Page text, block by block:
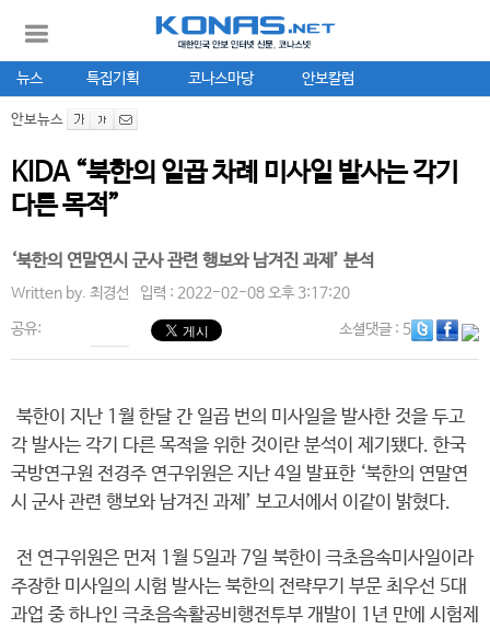
뉴스 특집기획 코나스마당 안보칼럼
안보뉴스
KIDA “북한의 일곱 차례 미사일 발사는 각기
다른 목적”
‘북한의 연말연시 군사 관련 행보와 남겨진 과제’ 분석
Written by. 최경선 입력 : 2022-02-08 오후 3:17:20
공유: 소셜댓글: 5
북한이 지난 1월 한달 간 일곱 번의 미사일을 발사한 것을 두고
각 발사는 각기 다른 목적을 위한 것이란 분석이 제기됐다. 한국
국방연구원 전경주 연구위원은 지난 4일 발표한 ‘북한의 연말연
시 군사 관련 행보와 남겨진 과제’ 보고서에서 이같이 밝혔다.
전 연구위원은 먼저 1월 5일과 7일 북한이 극초음속미사일이라
주장한 미사일의 시험 발사는 북한의 전략무기 부문 최우선 5대
과업 중 하나인 극초음속활공비행전투부 개발이 1년 만에 시험제